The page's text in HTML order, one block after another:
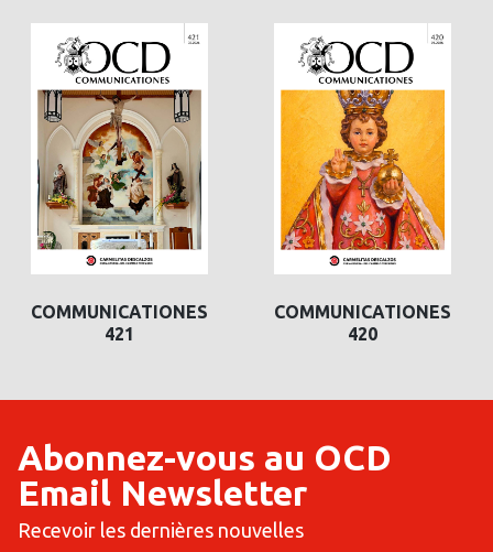
COMMUNICATIONES
421
COMMUNICATIONES
420
Abonnez-vous au OCD
Email Newsletter
Recevoir les dernières nouvelles